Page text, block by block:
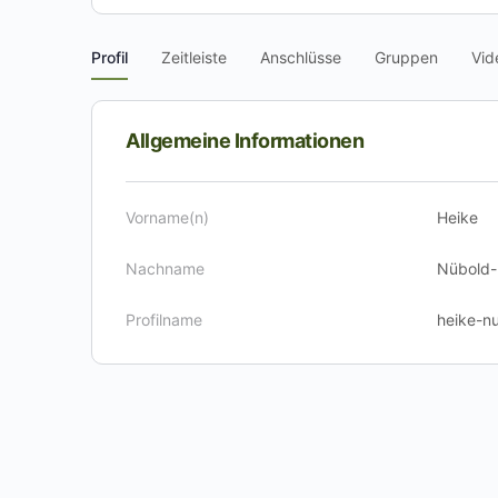
Profil Zeitleiste Anschlüsse Gruppen
Allgemeine Informationen
Vorname(n) Heike
Nachname
Profilname heike-